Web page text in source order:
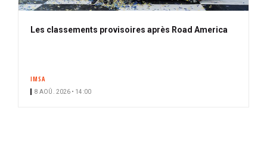
Les classements provisoires après Road America
IMSA
8 AOÛ. 2026 • 14:00